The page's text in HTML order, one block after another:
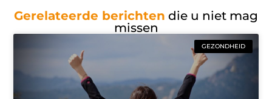
Gerelateerde berichten die u niet mag
missen
GEZONDHEID